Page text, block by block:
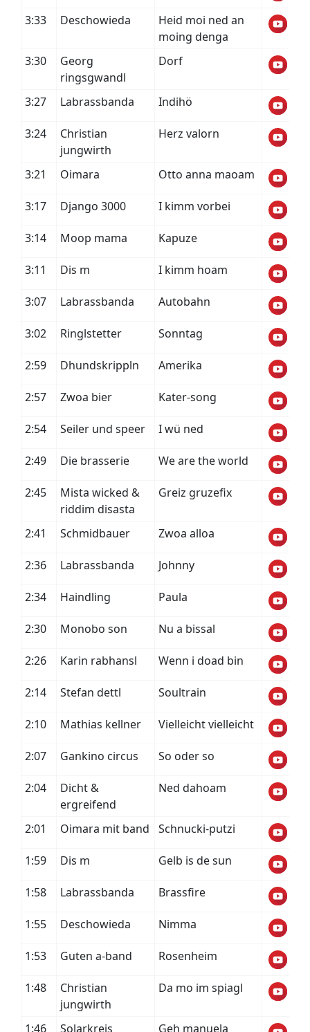
3:33 Deschowieda
Heid moi ned an
moing denga
3:30
Georg
ringsgwandl
Dorf
3:27 Labrassbanda Indihö
3:24
Christian
jungwirth
Herz valorn
3:21 Oimara Otto anna maoam
3:17 Django 3000 I kimm vorbei
3:14 Moop mama Kapuze
3:11 Dis m I kimm hoam
3:07 Labrassbanda Autobahn
3:02 Ringlstetter Sonntag
2:59 Dhundskrippln Amerika
2:57 Zwoa bier Kater-song
2:54 Seiler und speer I wü ned
2:49 Die brasserie We are the world
2:45
Mista wicked &
riddim disasta
Greiz gruzefix
2:41 Schmidbauer Zwoa alloa
2:36 Labrassbanda Johnny
2:34 Haindling Paula
2:30 Monobo son Nu a bissal
2:26 Karin rabhansl Wenn i doad bin
2:14 Stefan dettl Soultrain
2:10 Mathias kellner Vielleicht vielleicht
2:07 Gankino circus So oder so
2:04
Dicht &
ergreifend
Ned dahoam
2:01 Oimara mit band Schnucki-putzi
1:59 Dis m Gelb is de sun
1:58 Labrassbanda Brassfire
1:55 Deschowieda Nimma
1:53 Guten a-band Rosenheim
1:48
Christian
jungwirth
Da mo im spiagl
1:46 Solarkreis Geh manuela